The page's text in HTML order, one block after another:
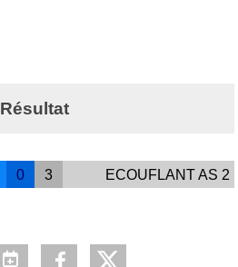
Résultat
0 3 ECOUFLANT AS 2